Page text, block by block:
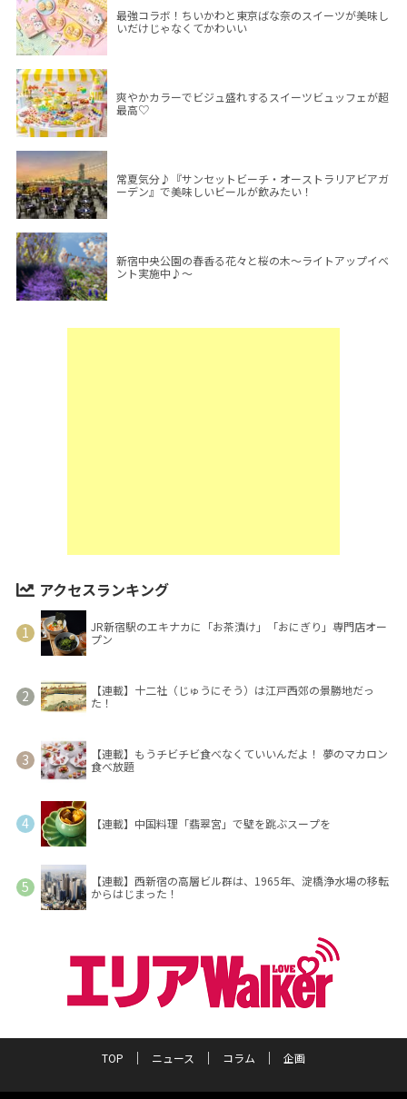
最強コラボ！ちいかわと東京ばな奈のスイーツが美味し
いだけじゃなくてかわいい
爽やかカラーでビジュ盛れするスイーツビュッフェが超
最高♡
常夏気分♪『サンセットビーチ・オーストラリアビアガ
ーデン』で美味しいビールが飲みたい！
新宿中央公園の春香る花々と桜の木～ライトアップイベ
ント実施中♪～
アクセスランキング
JR新宿駅のエキナカに「お茶漬け」「おにぎり」専門店オー
プン
【連載】十二社（じゅうにそう）は江戸西郊の景勝地だっ
た！
【連載】もうチビチビ食べなくていいんだよ！ 夢のマカロン
食べ放題
【連載】中国料理「翡翠宮」で壁を跳ぶスープを
【連載】西新宿の高層ビル群は、1965年、淀橋浄水場の移転
からはじまった！
TOP ニュース コラム 企画